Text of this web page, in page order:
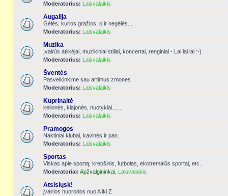
Moderatorius: Laisvalaikis
Augalija
Gėlės, kurios gražios, o ir negėlės...
Moderatorius: Laisvalaikis
Muzika
Įvairūs atlikėjai, muzikiniai stiliai, koncertai, renginiai - Lai lai lai :-)
Moderatorius: Laisvalaikis
Šventės
Pasveikinkime sau artimus zmones
Moderatorius: Laisvalaikis
Kuprinaitė
kelionės, klajonės, nuotykiai......
Moderatorius: Laisvalaikis
Pramogos
Naktiniai klubai, kavinės ir pan.
Moderatorius: Laisvalaikis
Sportas
Viskas apie sportą: krepšinis, futbolas, ekstremalūs sportai, etc.
Moderatoriai: Apžvalgininkai Laisvalaikis
Atsisiųsk!
įvairios nuorodos nuo A iki Z